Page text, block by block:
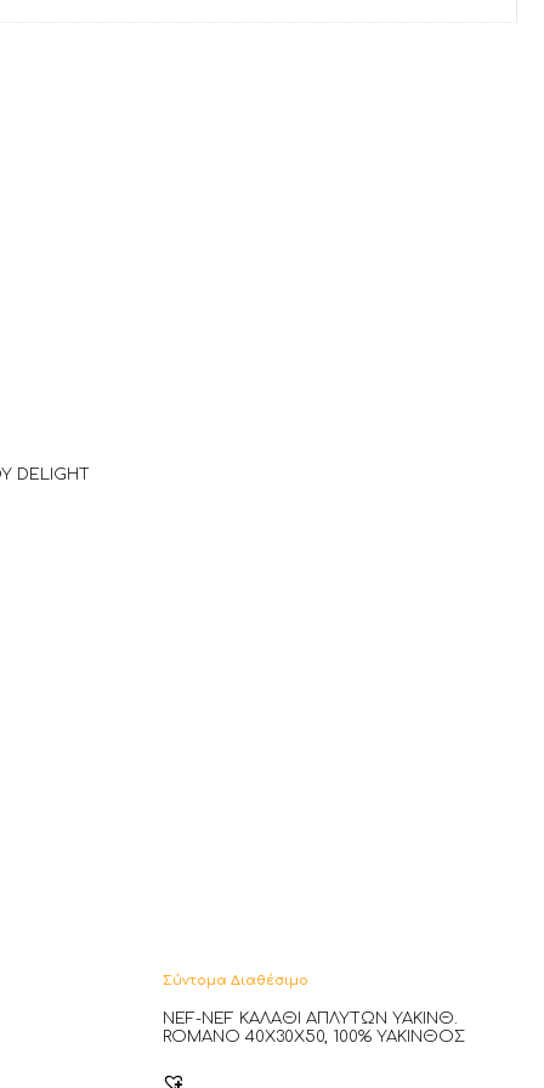
Σύντομα Διαθέσιμο
NEF-NEF ΚΑΛΑΘΙ ΑΠΛΥΤΩΝ ΥΑΚΙΝΘ.
ROMANO 40Χ30Χ50, 100% ΥΑΚΙΝΘΟΣ